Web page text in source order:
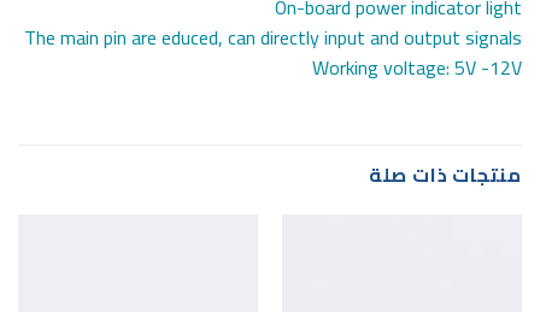
The main pin are educed, can directly input and output signals
Working voltage: 5V -12V
منتجات ذات صلة